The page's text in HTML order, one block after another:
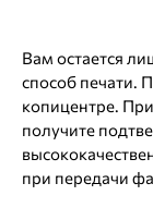
Вам остается
способ печати.
копицентре.
получите
при передачи